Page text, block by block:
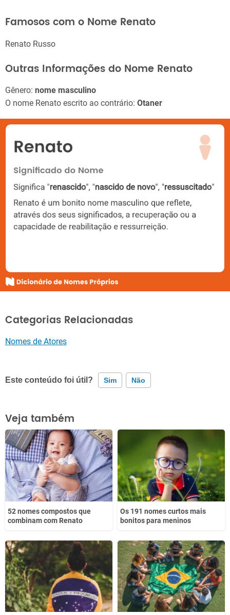
Famosos com o Nome Renato
Renato Russo
Outras Informações do Nome Renato
Gênero: nome masculino
O nome Renato escrito ao contrário: Otaner
Categorias Relacionadas
Nomes de Atores
Este conteúdo foi útil? Sim Não
Este conteúdo contém informação incorreta
Este conteúdo não tem a informação que procuro
Outro
Veja também
52 nomes compostos que
combinam com Renato
Os 191 nomes curtos mais
bonitos para meninos